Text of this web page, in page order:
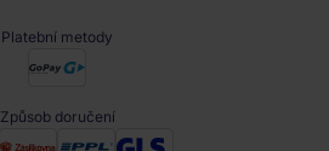
Platební metody
Způsob doručení